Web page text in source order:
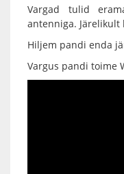
Vargad tulid
antenniga.
Hiljem pandi enda
Vargus pandi toime